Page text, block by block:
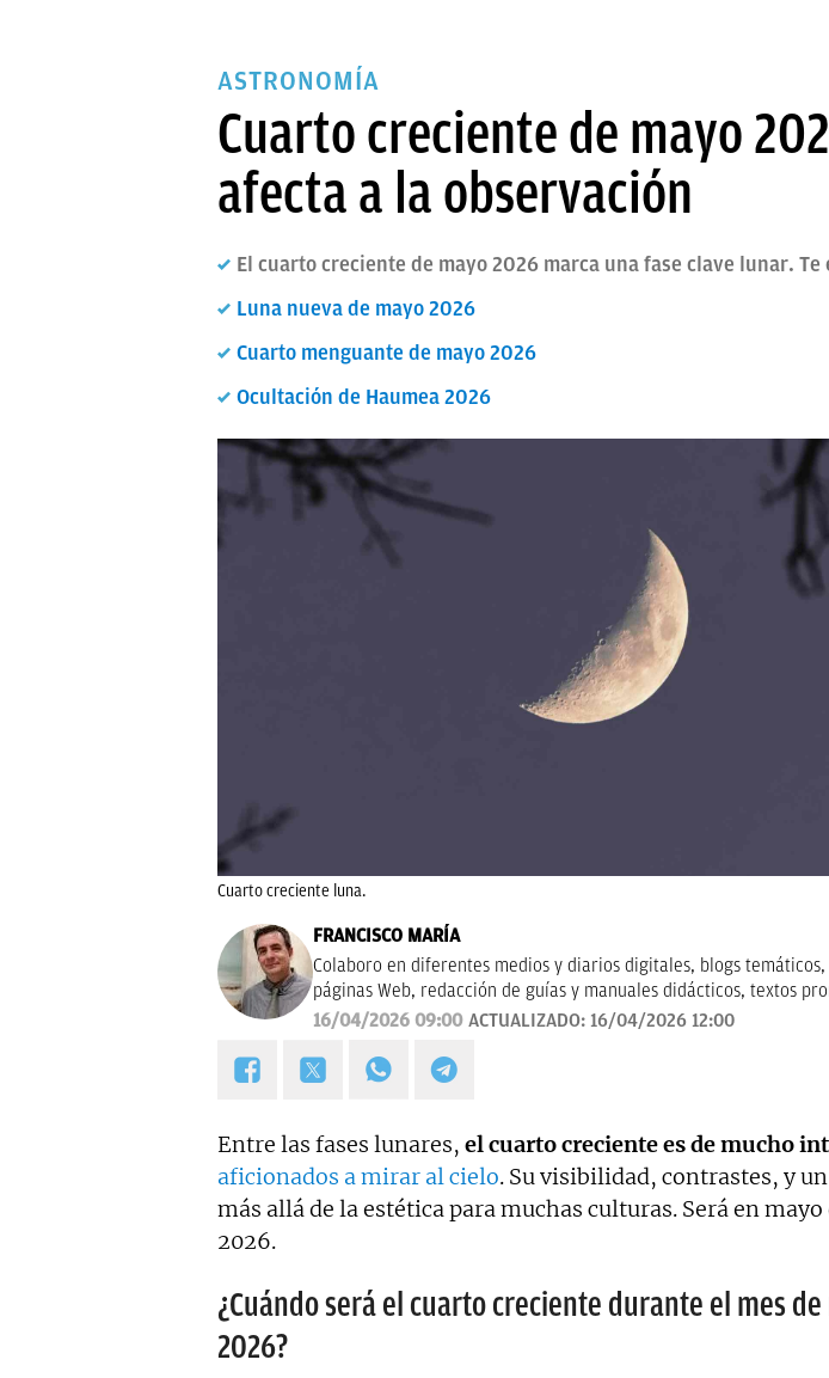
ASTRONOMÍA
Cuarto creciente de mayo
afecta a la observación
El cuarto creciente de mayo 2026 marca una fase clave lunar.
Luna nueva de mayo 2026
Cuarto menguante de mayo 2026
Ocultación de Haumea 2026
Cuarto creciente luna.
FRANCISCO MARÍA
Colaboro en diferentes medios y diarios digitales, blogs
páginas Web, redacción de guías y manuales didácticos, textos
campañas publicitarias y de marketing, artículos de opinión,
calidad, bien documentado y revisado, así como a la curación y
16/04/2026 09:00 ACTUALIZADO: 16/04/2026 12:00
Entre las fases lunares, el cuarto creciente es de mucho
aficionados a mirar al cielo. Su visibilidad, contrastes, y
más allá de la estética para muchas culturas. Será en mayo
2026.
¿Cuándo será el cuarto creciente durante el mes de
2026?